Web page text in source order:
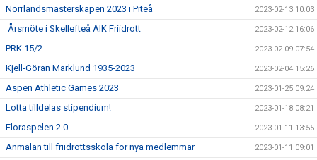
Norrlandsmästerskapen 2023 i Piteå 2023-02-13 10:03
Årsmöte i Skellefteå AIK Friidrott 2023-02-12 16:06
PRK 15/2 2023-02-09 07:54
Kjell-Göran Marklund 1935-2023 2023-02-04 15:26
Aspen Athletic Games 2023 2023-01-25 09:24
Lotta tilldelas stipendium! 2023-01-18 08:21
Floraspelen 2.0 2023-01-11 13:55
Anmälan till friidrottsskola för nya medlemmar 2023-01-11 09:01